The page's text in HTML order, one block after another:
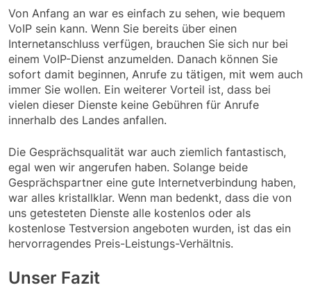
Von Anfang an war es einfach zu sehen, wie bequem
VoIP sein kann. Wenn Sie bereits über einen
Internetanschluss verfügen, brauchen Sie sich nur bei
einem VoIP-Dienst anzumelden. Danach können Sie
sofort damit beginnen, Anrufe zu tätigen, mit wem auch
immer Sie wollen. Ein weiterer Vorteil ist, dass bei
vielen dieser Dienste keine Gebühren für Anrufe
innerhalb des Landes anfallen.
Die Gesprächsqualität war auch ziemlich fantastisch,
egal wen wir angerufen haben. Solange beide
Gesprächspartner eine gute Internetverbindung haben,
war alles kristallklar. Wenn man bedenkt, dass die von
uns getesteten Dienste alle kostenlos oder als
kostenlose Testversion angeboten wurden, ist das ein
hervorragendes Preis-Leistungs-Verhältnis.
Unser Fazit